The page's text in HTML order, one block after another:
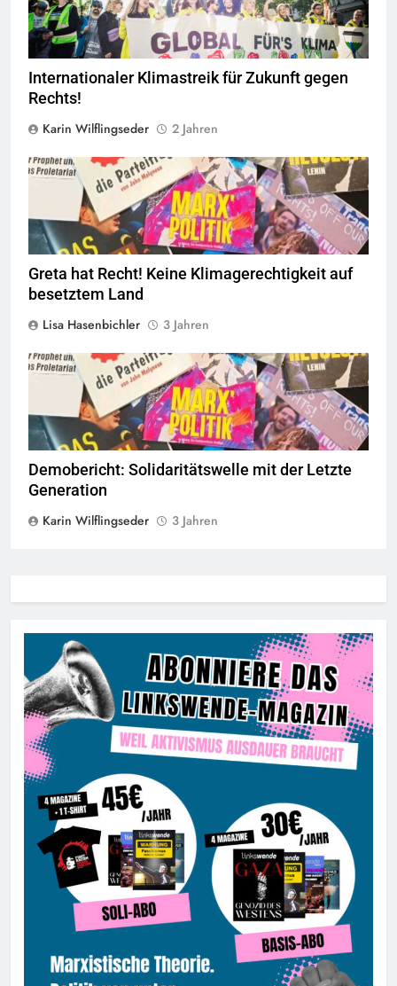
Internationaler Klimastreik für Zukunft gegen
Rechts!
Karin Wilflingseder
2 Jahren
© linkswende.org,CC-BY-SA-1.0
Greta hat Recht! Keine Klimagerechtigkeit auf
besetztem Land
Lisa Hasenbichler
3 Jahren
© linkswende.org,CC-BY-SA-1.0
Demobericht: Solidaritätswelle mit der Letzte
Generation
Karin Wilflingseder
3 Jahren